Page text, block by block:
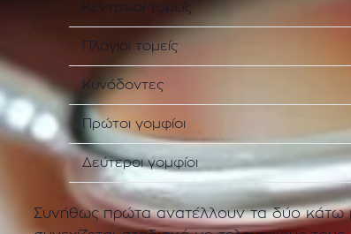
Κεντρικοί τομείς
Πλάγιοι τομείς
Κυνόδοντες
Πρώτοι γομφίοι
Δεύτεροι γομφίοι
Συνήθως πρώτα ανατέλλουν τα δύο κάτω